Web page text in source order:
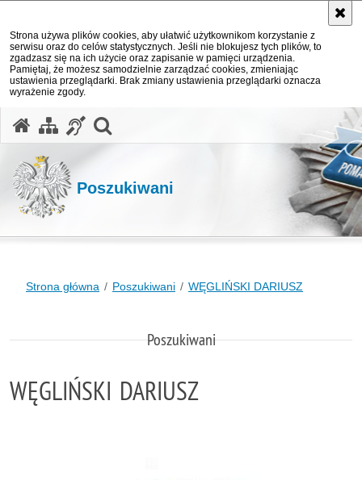
Strona używa plików cookies, aby ułatwić użytkownikom korzystanie z
serwisu oraz do celów statystycznych. Jeśli nie blokujesz tych plików, to
zgadzasz się na ich użycie oraz zapisanie w pamięci urządzenia.
Pamiętaj, że możesz samodzielnie zarządzać cookies, zmieniając
ustawienia przeglądarki. Brak zmiany ustawienia przeglądarki oznacza
wyrażenie zgody.
Poszukiwani
Strona główna Poszukiwani WĘGLIŃSKI DARIUSZ
Poszukiwani
WĘGLIŃSKI DARIUSZ